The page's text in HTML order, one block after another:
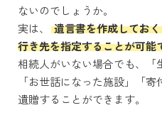
ないのでしょうか。
実は、
遺言書を作成してお
行き先を指定することが可能
相続人がいない場合でも、「
「お世話になった施設」「
遺贈することができます。